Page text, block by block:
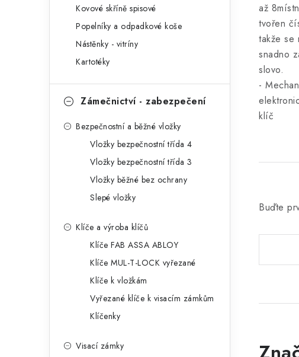
Kovové skříně spisové
Popelníky a odpadkové koše
Nástěnky - vitríny
Kartotéky
Zámečnictví - zabezpečení
Bezpečnostní a běžné vložky
Vložky bezpečnostní třída 4
Vložky bezpečnostní třída 3
Vložky běžné bez ochrany
Slepé vložky
Klíče a výroba klíčů
Klíče FAB ASSA ABLOY
Klíče MUL-T-LOCK vyřezané
Klíče k vložkám
Vyřezané klíče k visacím zámkům
Klíčenky
Visací zámky
až
tvořen
takže se
snadno
slovo.
-
klíč
Buďte